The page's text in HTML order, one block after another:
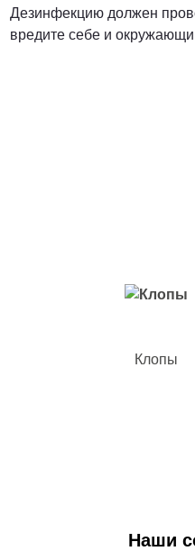
Дезинфекцию должен
вредите себе и
Клопы
Наши